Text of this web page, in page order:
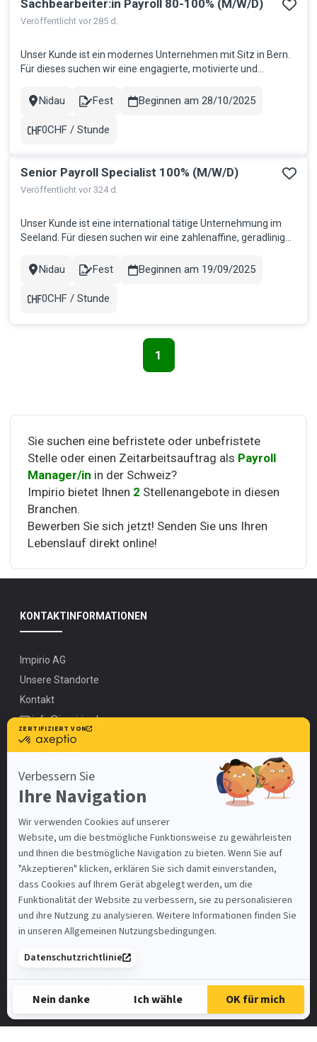
Ergebnisse
Sachbearbeiter:in Payroll 80-100% (M/W/D)
Veröffentlicht vor 285 d.
Unser Kunde ist ein modernes Unternehmen mit Sitz in Bern.
Für dieses suchen wir eine engagierte, motivierte und
Mitarbeit in der Lohnverarbeitung Zuständig für die korrekte
Beratung un...
Stadt
Nidau
Contract
Fest Beginnen am 28/10/2025
Gehalt
0CHF / Stunde
Senior Payroll Specialist 100% (M/W/D)
Veröffentlicht vor 324 d.
Unser Kunde ist eine international tätige Unternehmung im
Seeland. Für diesen suchen wir eine zahlenaffine, geradlinige
verantworten das gesamte Lohnwesen einer Unternehmung
erledigten sämtliche l...
Stadt
Nidau
Contract
Fest Beginnen am 19/09/2025
Gehalt
0CHF / Stunde
Seitennavigation
1
Sie suchen eine befristete oder unbefristete
Stelle oder einen Zeitarbeitsauftrag als Payroll
Manager/in in der Schweiz?
Impirio bietet Ihnen 2 Stellenangebote in diesen
Branchen.
Bewerben Sie sich jetzt! Senden Sie uns Ihren
Lebenslauf direkt online!
KONTAKTINFORMATIONEN
Impirio AG
Unsere Standorte
Kontakt
info@impirio.ch
Facebook
Linkedin
UNSERE ANGEBOTE UNTER
Zürich
Basel-Stadt
Luzern
St. Gallen
Mein Benutzerkonto
SAMSIC.FR